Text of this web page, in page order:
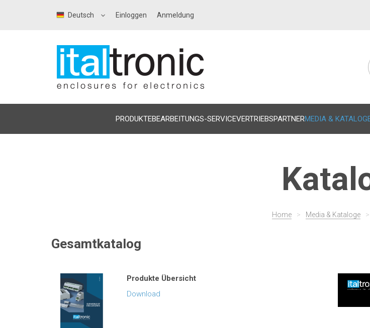
Deutsch Einloggen Anmeldung
PRODUKTEBEARBEITUNGS-SERVICEVERTRIEBSPARTNERMEDIA &
Home > Media & Kataloge >
Gesamtkatalog
Produkte Übersicht
Download